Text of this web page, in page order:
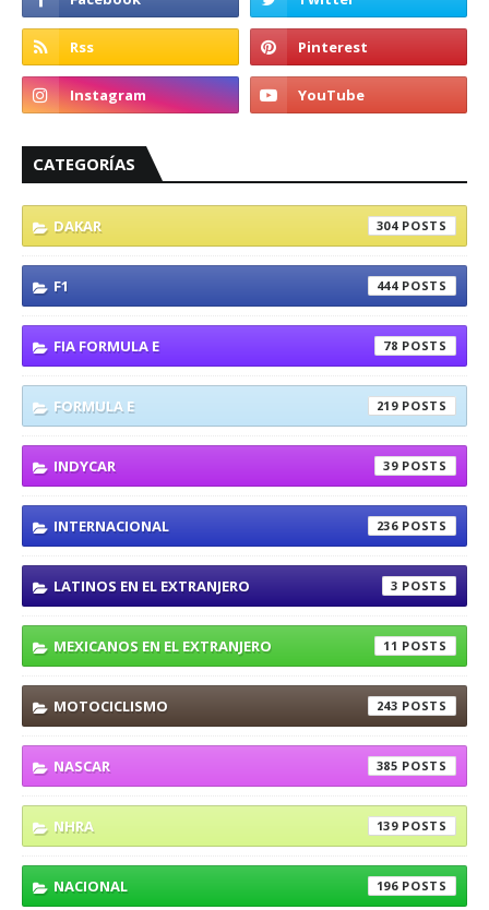
CATEGORÍAS
DAKAR 304
F1 444
FIA FORMULA E 78
FORMULA E 219
INDYCAR 39
INTERNACIONAL 236
LATINOS EN EL EXTRANJERO 3
MEXICANOS EN EL EXTRANJERO 11
MOTOCICLISMO 243
NASCAR 385
NHRA 139
NACIONAL 196